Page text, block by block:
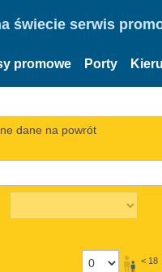
świecie serwis
promowe Porty
dane na powrót
< 18